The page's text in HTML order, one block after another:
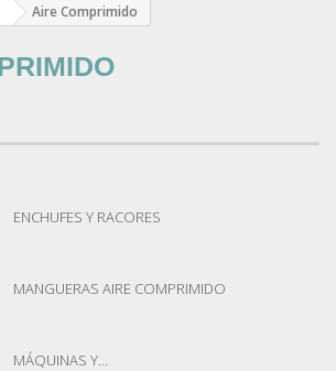
Aire Comprimido
ENCHUFES Y RACORES
MANGUERAS AIRE COMPRIMIDO
MÁQUINAS Y...